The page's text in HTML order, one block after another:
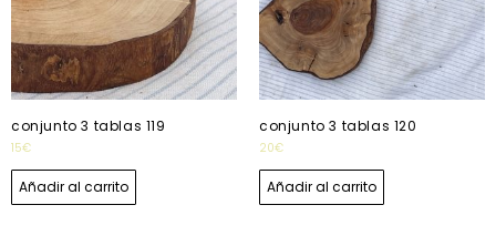
conjunto 3 tablas 119
15€
Añadir al carrito
conjunto 3 tablas 120
20€
Añadir al carrito